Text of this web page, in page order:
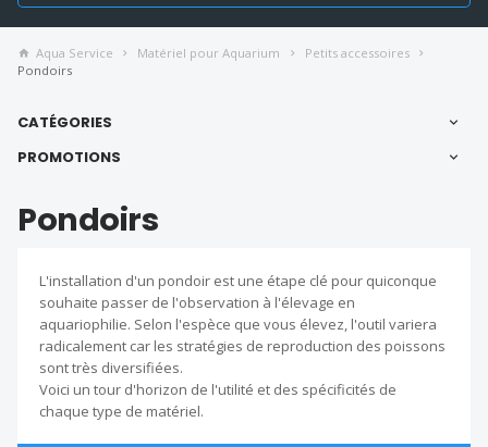
Aqua Service Matériel pour Aquarium
Petits accessoires
Pondoirs
CATÉGORIES
PROMOTIONS
Pondoirs
L'installation d'un pondoir est une étape clé pour quiconque
souhaite passer de l'observation à l'élevage en
aquariophilie. Selon l'espèce que vous élevez, l'outil variera
radicalement car les stratégies de reproduction des poissons
sont très diversifiées.
Voici un tour d'horizon de l'utilité et des spécificités de
chaque type de matériel.